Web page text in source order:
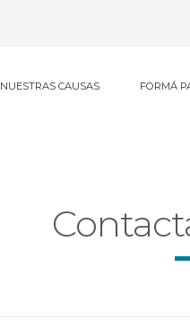
NUESTRAS CAUSAS FORMÁ